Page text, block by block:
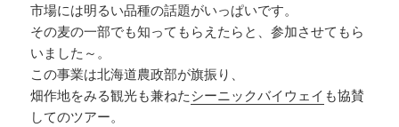
市場には明るい品種の話題がいっぱいです。
その麦の一部でも知ってもらえたらと、参加させてもら
いました～。
この事業は北海道農政部が旗振り、
畑作地をみる観光も兼ねたシーニックバイウェイ も協賛
してのツアー。